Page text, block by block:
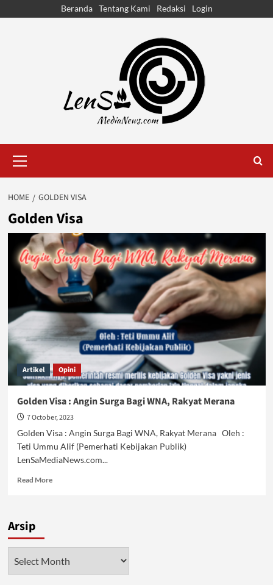
Beranda Tentang Kami Redaksi Login
Menu
HOME GOLDEN VISA
Golden Visa
Artikel Opini
Golden Visa : Angin Surga Bagi WNA, Rakyat Merana
7 October, 2023
Golden Visa : Angin Surga Bagi WNA, Rakyat Merana Oleh :
Teti Ummu Alif (Pemerhati Kebijakan Publik)
LenSaMediaNews.com...
Read MoreRead
Angin
Surga
Arsip